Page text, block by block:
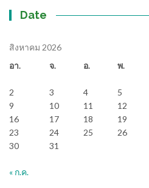
Date
สิงหาคม 2026
อา.
จ. อ. พ.
2
3 4 5
9
10 11 12
16
17 18 19
23
24 25 26
30
31
« ก.ค.